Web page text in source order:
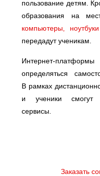
пользование детям.
образования на
компьютеры,
передадут ученикам.
Интернет-
определяться
В рамках
и ученики смогут
сервисы.
Заказать